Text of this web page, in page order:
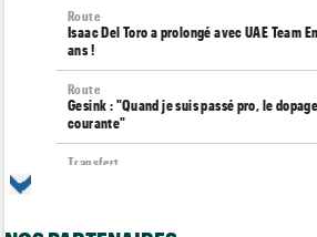
Route
Isaac Del Toro a prolongé avec UAE Team
ans !
Route
Gesink : "Quand je suis passé pro, le
courante"
Transfert